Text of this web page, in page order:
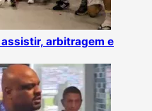
arbitragem e